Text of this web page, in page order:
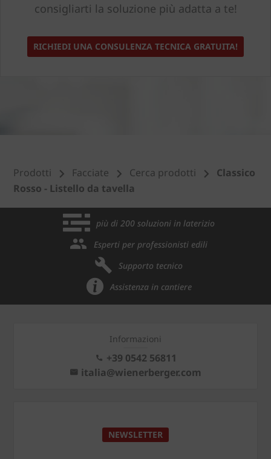
consigliarti la soluzione più adatta a te!
RICHIEDI UNA CONSULENZA TECNICA GRATUITA!
Prodotti Facciate Cerca prodotti
Classico
Rosso - Listello da tavella
più di 200 soluzioni in laterizio
Esperti per professionisti edili
Supporto tecnico
Assistenza in cantiere
Informazioni
+39 0542 56811
italia@wienerberger.com
NEWSLETTER